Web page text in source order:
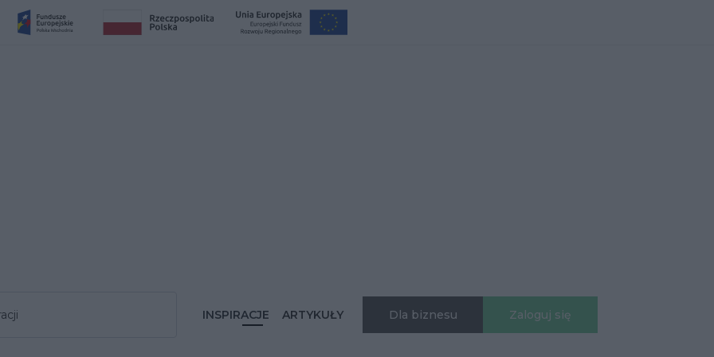
INSPIRACJE ARTYKUŁY Dla biznesu Zaloguj się